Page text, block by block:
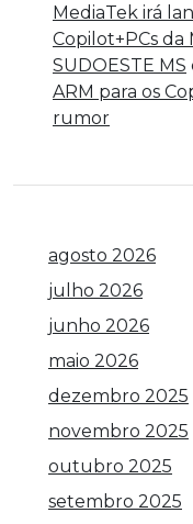
MediaTek irá
Copilot+PCs
SUDOESTE MS
ARM para os
rumor
agosto 2026
julho 2026
junho 2026
maio 2026
dezembro 2025
novembro 2025
outubro 2025
setembro 2025